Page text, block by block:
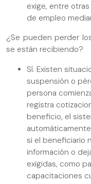
exige, entre
de empleo
¿Se pueden perder
se están recibiendo?
Sí. Existen
suspensión o
persona
registra
beneficio, el
si el beneficiario
información o
exigidas, como
capacitaciones